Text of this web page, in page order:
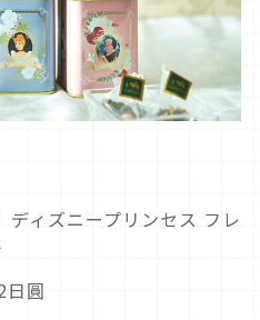
ィズニープリンセス フレ
圓